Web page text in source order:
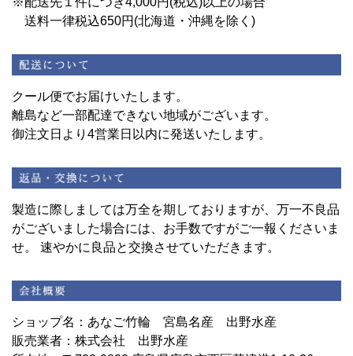
送料一律税込650円(北海道・沖縄を除く)
クール便でお届けいたします。
離島など一部配達できない地域がございます。
御注文日より4営業日以内に発送いたします。
製造に際しましては万全を期しておりますが、万一不良品
がございました場合には、お手数ですがご一報くださいま
せ。 速やかに良品と交換させていただきます。
ショップ名：あなご竹輪 宮島名産 出野水産
販売業者：株式会社 出野水産